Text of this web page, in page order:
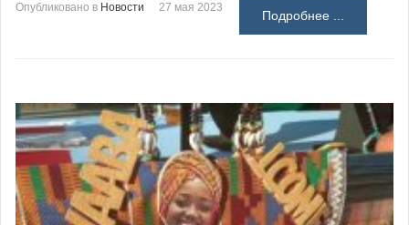
Опубликовано в Новости 27 мая 2023
Подробнее ...